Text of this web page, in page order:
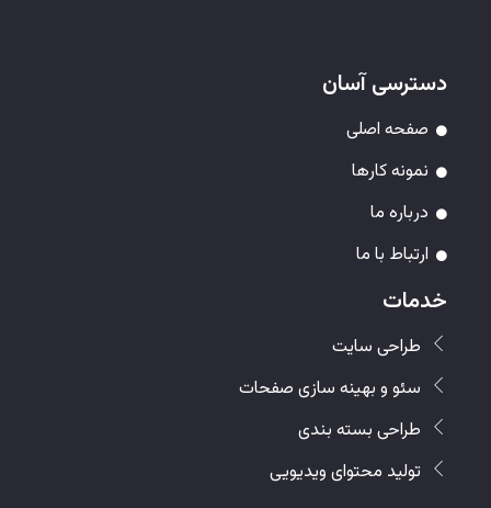
دسترسی آسان
صفحه اصلی
نمونه کارها
درباره ما
ارتباط با ما
خدمات
طراحی سایت
سئو و بهینه سازی صفحات
طراحی بسته بندی
تولید محتوای ویدیویی